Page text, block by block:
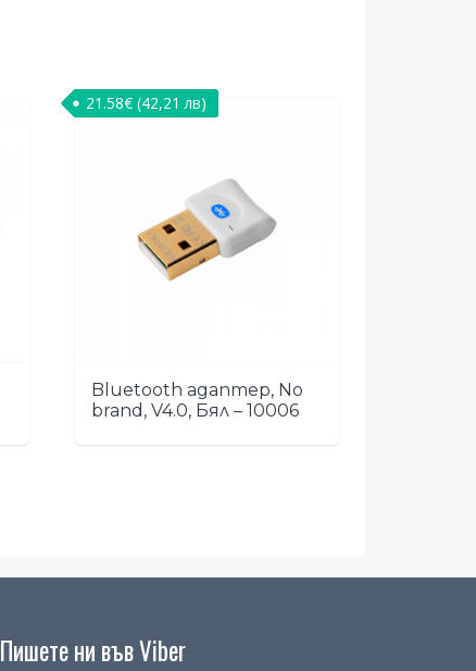
Bluetooth адаптер, No
brand, V4.0, Бял – 10006
21.58€ (42,21 лв)
Пишете ни във Viber